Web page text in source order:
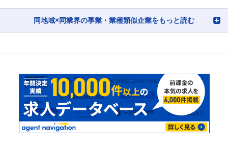
同地域×同業界の事業・業種類似企業をもっと読む